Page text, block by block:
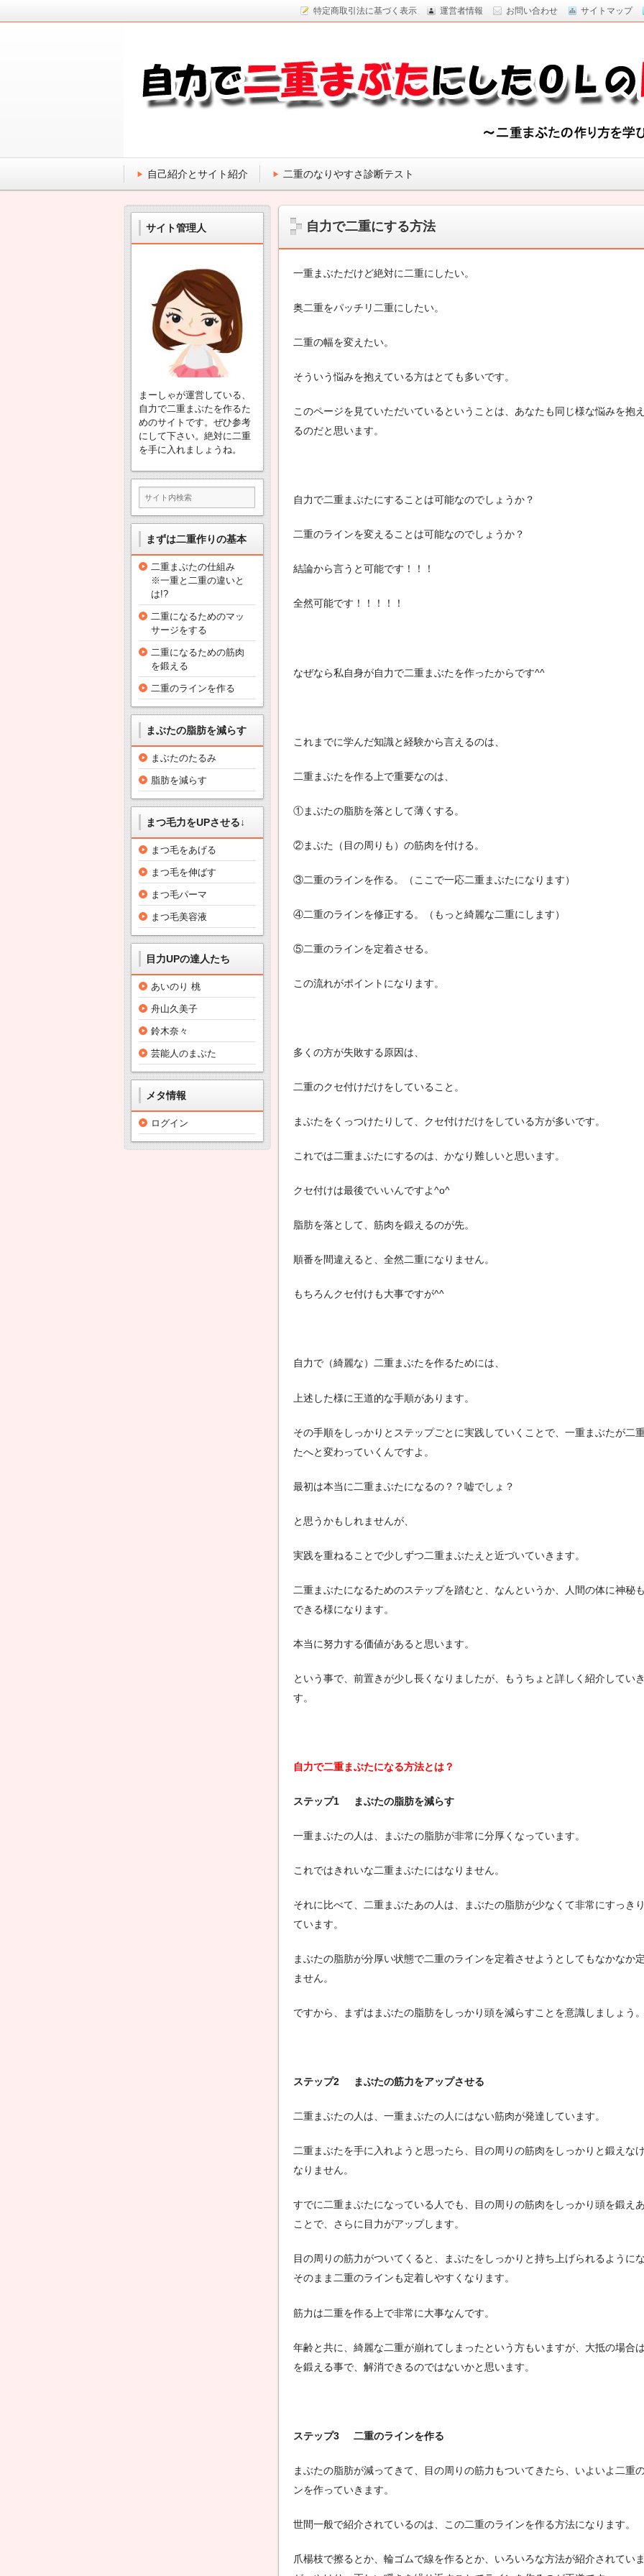
特定商取引法に基づく表示 運営者情報 お問い合わせ サイトマップ
ま
ぶ
の作
り方
を学
び、
で二
重に
す
る方
ぶ
た
の
、
重
の
形
と
め
て
い
ま
。
自
で
二
重
ま
た
を
に
れ
ま
し
ょ
う
。
自己紹介とサイト紹介 二重のなりやすさ診断テスト
自力で二重にする方法
一重まぶただけど絶対に二重にしたい。
奥二重をパッチリ二重にしたい。
二重の幅を変えたい。
そういう悩みを抱えている方はとても多いです。
このページを見ていただいているということは、あなたも同じ様な悩みを抱
るのだと思います。
自力で二重まぶたにすることは可能なのでしょうか？
二重のラインを変えることは可能なのでしょうか？
結論から言うと可能です！！！
全然可能です！！！！！
なぜなら私自身が自力で二重まぶたを作ったからです^^
これまでに学んだ知識と経験から言えるのは、
二重まぶたを作る上で重要なのは、
①まぶたの脂肪を落として薄くする。
②まぶた（目の周りも）の筋肉を付ける。
③二重のラインを作る。（ここで一応二重まぶたになります）
④二重のラインを修正する。（もっと綺麗な二重にします）
⑤二重のラインを定着させる。
この流れがポイントになります。
多くの方が失敗する原因は、
二重のクセ付けだけをしていること。
まぶたをくっつけたりして、クセ付けだけをしている方が多いです。
これでは二重まぶたにするのは、かなり難しいと思います。
クセ付けは最後でいいんですよ^o^
脂肪を落として、筋肉を鍛えるのが先。
順番を間違えると、全然二重になりません。
もちろんクセ付けも大事ですが^^
自力で（綺麗な）二重まぶたを作るためには、
上述した様に王道的な手順があります。
その手順をしっかりとステップごとに実践していくことで、一重まぶたが二
たへと変わっていくんですよ。
最初は本当に二重まぶたになるの？？嘘でしょ？
と思うかもしれませんが、
実践を重ねることで少しずつ二重まぶたえと近づいていきます。
二重まぶたになるためのステップを踏むと、なんというか、人間の体に神秘
できる様になります。
本当に努力する価値があると思います。
という事で、前置きが少し長くなりましたが、もうちょと詳しく紹介してい
す。
自力で二重まぶたになる方法とは？
ステップ1 まぶたの脂肪を減らす
一重まぶたの人は、まぶたの脂肪が非常に分厚くなっています。
これではきれいな二重まぶたにはなりません。
それに比べて、二重まぶたあの人は、まぶたの脂肪が少なくて非常にすっき
ています。
まぶたの脂肪が分厚い状態で二重のラインを定着させようとしてもなかなか
ません。
ですから、まずはまぶたの脂肪をしっかり頭を減らすことを意識しましょう。
ステップ2 まぶたの筋力をアップさせる
二重まぶたの人は、一重まぶたの人にはない筋肉が発達しています。
二重まぶたを手に入れようと思ったら、目の周りの筋肉をしっかりと鍛えな
なりません。
すでに二重まぶたになっている人でも、目の周りの筋肉をしっかり頭を鍛え
ことで、さらに目力がアップします。
目の周りの筋力がついてくると、まぶたをしっかりと持ち上げられるようにな
そのまま二重のラインも定着しやすくなります。
筋力は二重を作る上で非常に大事なんです。
年齢と共に、綺麗な二重が崩れてしまったという方もいますが、大抵の場合
を鍛える事で、解消できるのではないかと思います。
ステップ3 二重のラインを作る
まぶたの脂肪が減ってきて、目の周りの筋力もついてきたら、いよいよ二重
ンを作っていきます。
世間一般で紹介されているのは、この二重のラインを作る方法になります。
爪楊枝で擦るとか、輪ゴムで線を作るとか、いろいろな方法が紹介されてい
サイト管理人
まーしゃが運営している、
自力で二重まぶたを作るた
めのサイトです。ぜひ参考
にして下さい。絶対に二重
を手に入れましょうね。
まずは二重作りの基本
二重まぶたの仕組み
※一重と二重の違いと
は!?
二重になるためのマッ
サージをする
二重になるための筋肉
を鍛える
二重のラインを作る
まぶたの脂肪を減らす
まぶたのたるみ
脂肪を減らす
まつ毛力をUPさせる↓
まつ毛をあげる
まつ毛を伸ばす
まつ毛パーマ
まつ毛美容液
目力UPの達人たち
あいのり 桃
舟山久美子
鈴木奈々
芸能人のまぶた
メタ情報
ログイン